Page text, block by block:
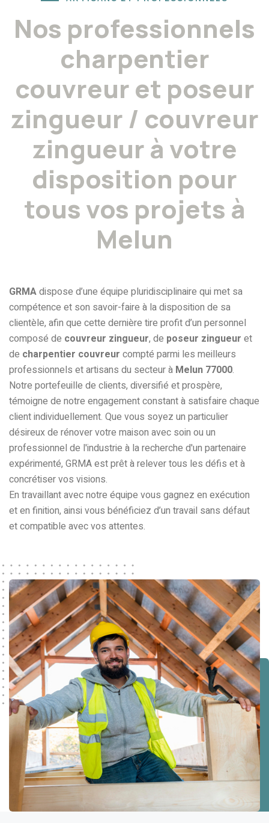
Nos professionnels
charpentier
couvreur et poseur
zingueur / couvreur
zingueur à votre
disposition pour
tous vos projets à
Melun
GRMAdispose d’une équipe pluridisciplinaire qui met sa
compétence et son savoir-faire à la disposition de sa
clientèle, afin que cette dernière tire profit d’un personnel
composé de couvreur zingueur, de poseur zingueur et
de charpentier couvreur compté parmi les meilleurs
professionnels et artisans du secteur à Melun 77000.
Notre portefeuille de clients, diversifié et prospère,
témoigne de notre engagement constant à satisfaire chaque
client individuellement. Que vous soyez un particulier
désireux de rénover votre maison avec soin ou un
professionnel de l'industrie à la recherche d'un partenaire
expérimenté, GRMA est prêt à relever tous les défis et à
concrétiser vos visions.
En travaillant avec notre équipe vous gagnez en exécution
et en finition, ainsi vous bénéficiez d’un travail sans défaut
et compatible avec vos attentes.